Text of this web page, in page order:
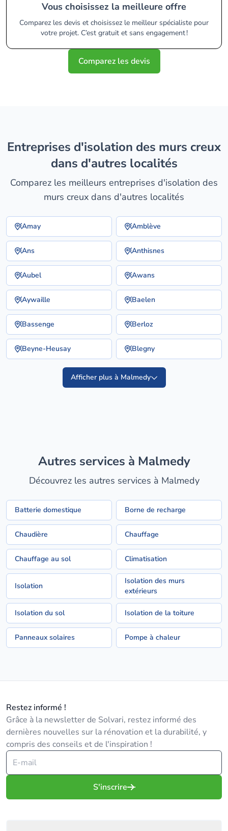
Vous choisissez la meilleure offre
Comparez les devis et choisissez le meilleur spécialiste pour
votre projet. C’est gratuit et sans engagement !
Comparez les devis
entreprises d'isolation des murs creux
dans d'autres localités
Comparez les meilleurs entreprises d'isolation des
murs creux dans d'autres localités
Amay Amblève
Ans Anthisnes
Aubel Awans
Aywaille Baelen
Bassenge Berloz
Beyne-Heusay Blegny
Afficher plus à Malmedy
Autres services à Malmedy
Découvrez les autres services à Malmedy
Batterie domestique Borne de recharge
Chaudière Chauffage
Chauffage au sol Climatisation
Isolation
Isolation des murs
extérieurs
Isolation du sol Isolation de la toiture
Panneaux solaires Pompe à chaleur
Restez informé !
Grâce à la newsletter de Solvari, restez informé des
dernières nouvelles sur la rénovation et la durabilité, y
compris des conseils et de l'inspiration !
S'inscrire